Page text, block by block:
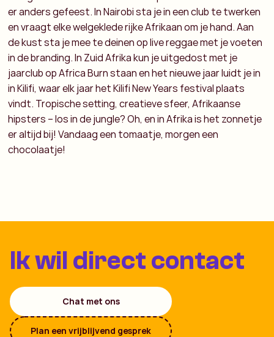
er anders gefeest. In Nairobi sta je in een club te twerken
en vraagt elke welgeklede rijke Afrikaan om je hand. Aan
de kust sta je mee te deinen op live reggae met je voeten
in de branding. In Zuid Afrika kun je uitgedost met je
jaarclub op Africa Burn staan en het nieuwe jaar luidt je in
in Kilifi, waar elk jaar het Kilifi New Years festival plaats
vindt. Tropische setting, creatieve sfeer, Afrikaanse
hipsters – los in de jungle? Oh, en in Afrika is het zonnetje
er altijd bij! Vandaag een tomaatje, morgen een
chocolaatje!
Ik wil direct contact
Chat met ons
Plan een vrijblijvend gesprek